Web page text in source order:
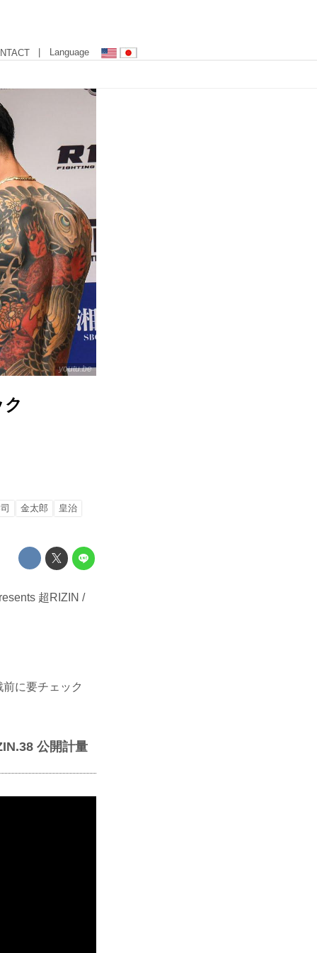
| Language
youtu.be
金太郎
皇治
超RIZIN /
に要チェック
公開計量